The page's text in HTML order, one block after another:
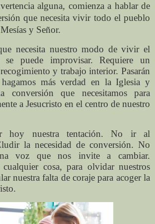
alguna, comienza a hablar de
que necesita vivir todo el pueblo
y Señor.
necesita nuestro modo de vivir el
se puede improvisar. Requiere un
y trabajo interior. Pasarán
más verdad en la Iglesia y
conversión que necesitamos para
a Jesucristo en el centro de nuestro
hoy nuestra tentación. No ir al
la necesidad de conversión. No
voz que nos invite a cambiar.
cosa, para olvidar nuestros
nuestra falta de coraje para acoger la